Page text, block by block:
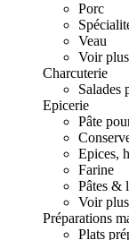
Porc
Veau
Voir
Charcuterie
Salades
Epicerie
Pâte
Epices,
Farine
Pâtes &
Voir
Préparations
Plats